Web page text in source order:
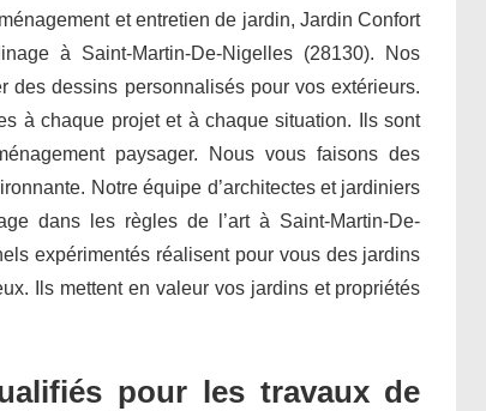
et entretien de jardin, Jardin Confort
à Saint-Martin-De-Nigelles (28130). Nos
des dessins personnalisés pour vos extérieurs.
à chaque projet et à chaque situation. Ils sont
paysager. Nous vous faisons des
Notre équipe d’architectes et jardiniers
dans les règles de l’art à Saint-Martin-De-
expérimentés réalisent pour vous des jardins
Ils mettent en valeur vos jardins et propriétés
pour les travaux de